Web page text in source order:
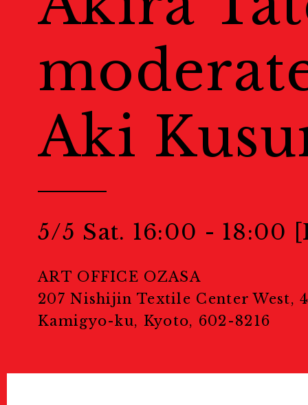
Aki
5/5 Sat. 16:00 - 18:00
ART OFFICE OZASA
207 Nishijin Textile Center West,
Kamigyo-ku, Kyoto, 602-8216
Public Events
パブリックイベント
Portfolio
Masterclass
マスタークラス
Education &